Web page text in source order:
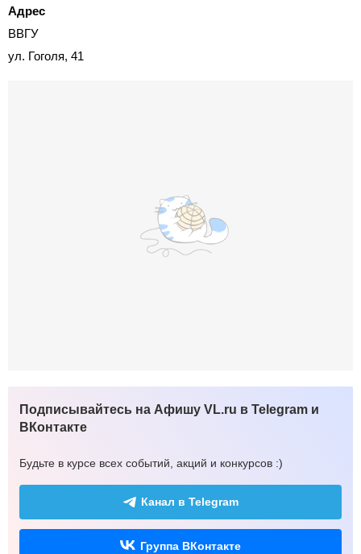
Адрес
ВВГУ
ул. Гоголя, 41
Подписывайтесь на Афишу VL.ru в Telegram и
ВКонтакте
Будьте в курсе всех событий, акций и конкурсов :)
Канал в Telegram
Группа ВКонтакте